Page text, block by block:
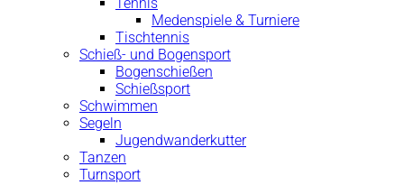
Medenspiele & Turniere
Tischtennis
Schieß- und Bogensport
Bogenschießen
Schießsport
Schwimmen
Segeln
Jugendwanderkutter
Tanzen
Turnsport